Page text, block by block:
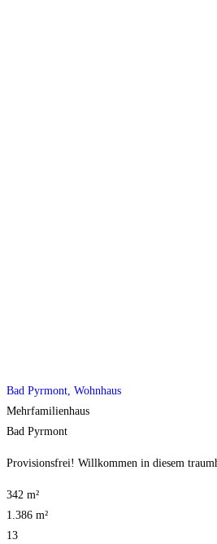
Bad Pyrmont, Wohnhaus
Mehrfamilienhaus
Bad Pyrmont
Provisionsfrei! Willkommen in diesem
342 m²
1.386 m²
13